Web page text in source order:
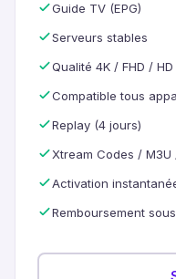
Guide TV (EPG)
Serveurs stables
Qualité 4K / FHD / HD
Compatible tous
Replay (4 jours)
Xtream Codes / M3U
Activation
Remboursement